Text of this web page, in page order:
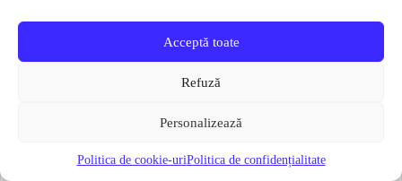
Acceptă toate
Refuză
Personalizează
Politica de cookie-uriPolitica de confidențialitate
Pantaloni functionali Force Frost marime L-XL Negru